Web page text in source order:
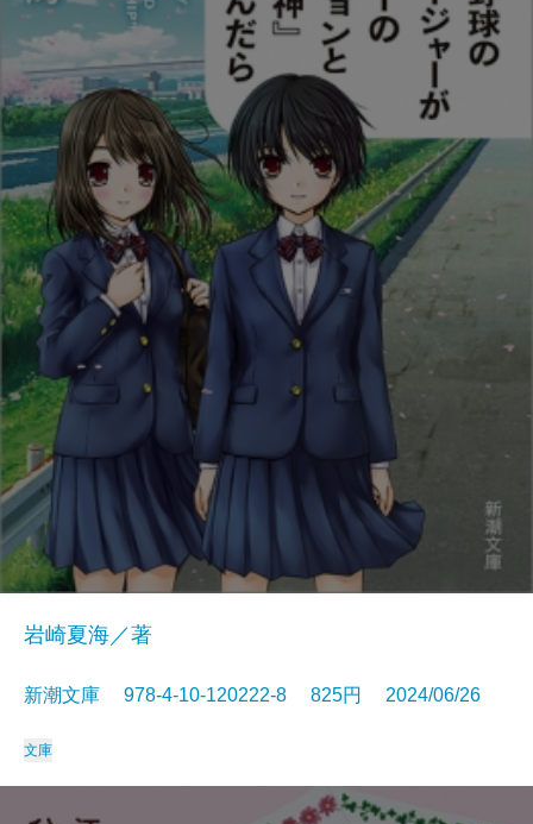
岩崎夏海／著
新潮文庫 978-4-10-120222-8 825円 2024/06/26
文庫